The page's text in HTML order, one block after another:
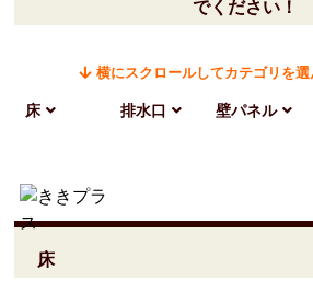
でください！
横にスクロールしてカテゴリを
床 排水口 壁パネル
床